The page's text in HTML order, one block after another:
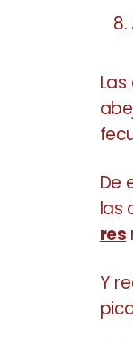
De
las
res
Y